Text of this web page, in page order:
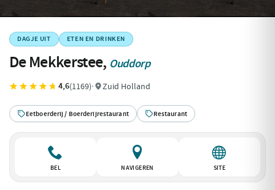
DAGJE UIT ETEN EN DRINKEN
De Mekkerstee, Ouddorp
4,6(1169)· Zuid Holland
Eetboerderij / Boerderijrestaurant Restaurant
BEL NAVIGEREN SITE